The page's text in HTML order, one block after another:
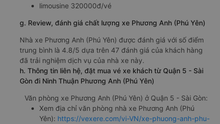
limousine 320000đ/vé
g. Review, đánh giá chất lượng xe Phương Anh (Phú Yên)
Nhà xe Phương Anh (Phú Yên) được đánh giá với số điểm
trung bình là 4.8/5 dựa trên 47 đánh giá của khách hàng
đã trải nghiệm dịch vụ của nhà xe này.
h. Thông tin liên hệ, đặt mua vé xe khách từ Quận 5 - Sài
Gòn đi Ninh Thuận Phương Anh (Phú Yên)
Văn phòng xe Phương Anh (Phú Yên) ở Quận 5 - Sài Gòn:
Xem địa chỉ văn phòng nhà xe Phương Anh (Phú
Yên): https://vexere.com/vi-VN/xe-phuong-anh-phu-